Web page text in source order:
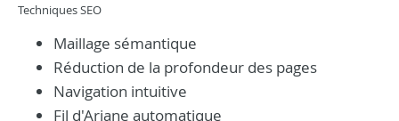
Techniques SEO
Maillage sémantique
Réduction de la profondeur des pages
Navigation intuitive
Fil d'Ariane automatique